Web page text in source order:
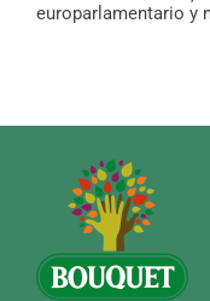
europarlamentario y